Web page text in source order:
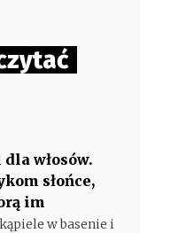
włosów.
słońce,
im
w basenie i